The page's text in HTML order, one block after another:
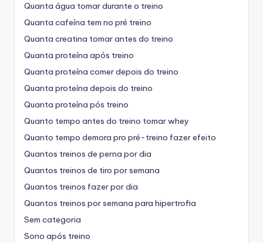
Quanta água tomar durante o treino
Quanta cafeína tem no pré treino
Quanta creatina tomar antes do treino
Quanta proteína após treino
Quanta proteína comer depois do treino
Quanta proteína depois do treino
Quanta proteína pós treino
Quanto tempo antes do treino tomar whey
Quanto tempo demora pro pré-treino fazer efeito
Quantos treinos de perna por dia
Quantos treinos de tiro por semana
Quantos treinos fazer por dia
Quantos treinos por semana para hipertrofia
Sem categoria
Sono após treino